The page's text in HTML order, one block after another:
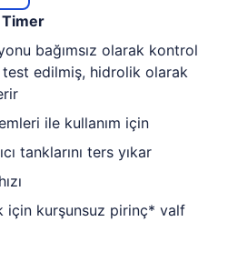
Timer
bağımsız olarak kontrol
edilmiş, hidrolik olarak
ile kullanım için
tanklarını ters yıkar
için kurşunsuz pirinç* valf